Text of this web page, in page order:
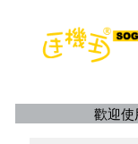
歡迎使